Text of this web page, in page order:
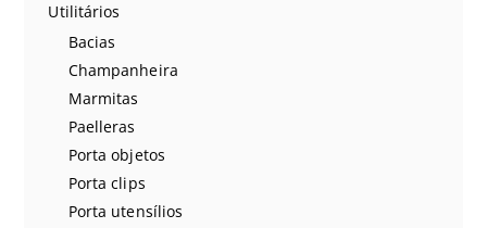
Utilitários
Bacias
Champanheira
Marmitas
Paelleras
Porta objetos
Porta clips
Porta utensílios